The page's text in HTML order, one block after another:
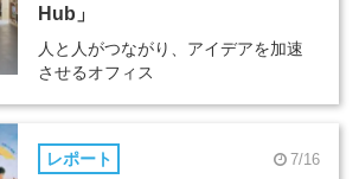
Hub」
人と人がつながり、アイデアを加速
させるオフィス
レポート 7/16